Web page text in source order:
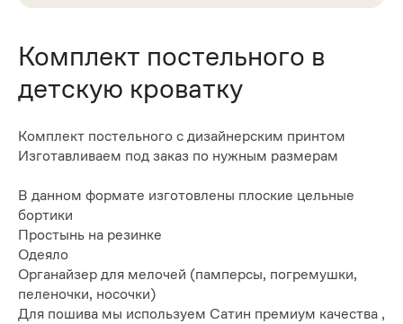
Комплект постельного в
детскую кроватку
Комплект постельного с дизайнерским принтом
Изготавливаем под заказ по нужным размерам
В данном формате изготовлены плоские цельные
бортики
Простынь на резинке
Одеяло
Органайзер для мелочей (памперсы, погремушки,
пеленочки, носочки)
Для пошива мы используем Сатин премиум качества ,